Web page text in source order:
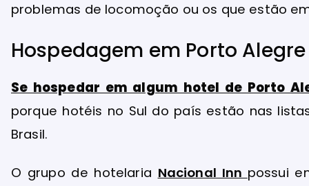
problemas de locomoção ou os que estão
Hospedagem em Porto Alegre
Se hospedar em algum hotel de Porto
porque hotéis no Sul do país estão nas
Brasil.
O grupo de hotelaria Nacional Inn possui